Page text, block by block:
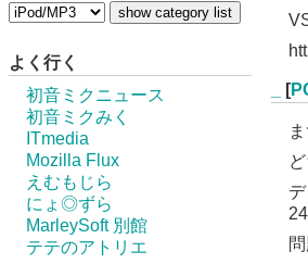
よく行く
初音ミクニュース
初音ミクみく
ITmedia
Mozilla Flux
えむもじら
にょ◎ずら
MarleySoft 別館
テテのアトリエ
[